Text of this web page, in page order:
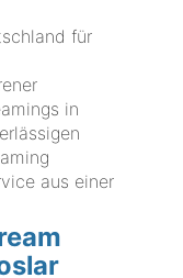
für
in
aus einer